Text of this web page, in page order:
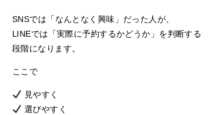
SNSでは「なんとなく興味」だった人が、
LINEでは「実際に予約するかどうか」を判断する
段階になります。
ここで
見やすく
選びやすく